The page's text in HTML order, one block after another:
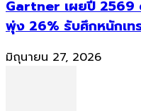
Gartner เผยปี 2569
พุ่ง 26% รับศึกหนักเท
มิถุนายน 27, 2026